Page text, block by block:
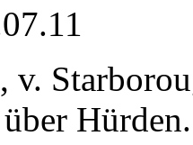
v.